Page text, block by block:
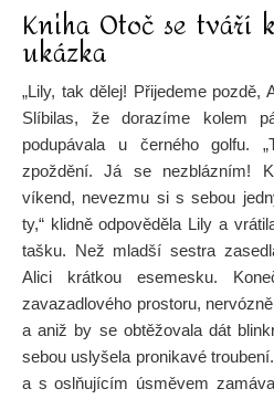
Kniha Otoč se tváří
ukázka
„Lily, tak dělej! Přijedeme pozdě,
Slíbilas, že dorazíme kolem
podupávala u černého golfu.
zpoždění. Já se nezblázním!
víkend, nevezmu si s sebou
ty,“ klidně odpověděla Lily a
tašku. Než mladší sestra
Alici krátkou esemesku.
zavazadlového prostoru,
a aniž by se obtěžovala dát
sebou uslyšela pronikavé
a s oslňujícím úsměvem